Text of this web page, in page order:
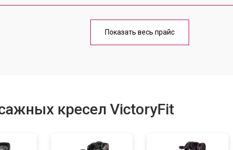
от 150 мин
Показать весь прайс
кресел VictoryFit